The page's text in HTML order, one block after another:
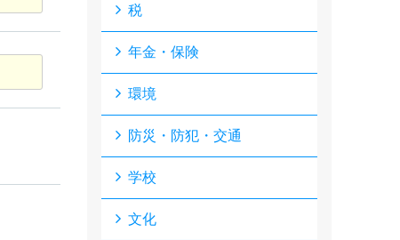
税
年金・保険
環境
防災・防犯・交通
学校
文化